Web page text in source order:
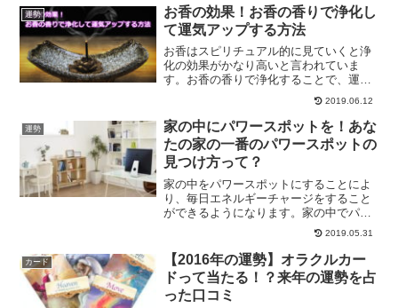
運勢
お香の効果！お香の香りで浄化し
て運気アップする方法
お香はスピリチュアル的に見ていくと浄
化の効果がかなり高いと言われていま
す。お香の香りで浄化することで、運気
アップしていくことができます。お香の
効果について、お香を利用して運気アッ
プする方法についてご紹介します。
2019.06.12
運勢
家の中にパワースポットを！あな
たの家の一番のパワースポットの
見つけ方って？
家の中をパワースポットにすることによ
り、毎日エネルギーチャージをすること
ができるようになります。家の中でパワ
ースポットを作るにはどうしたらいいの
でしょうか？また、家の中での一番のパ
ワースポットの見つけ方について、ご紹
介します。
2019.05.31
カード
【2016年の運勢】オラクルカー
ドって当たる！？来年の運勢を占
った口コミ